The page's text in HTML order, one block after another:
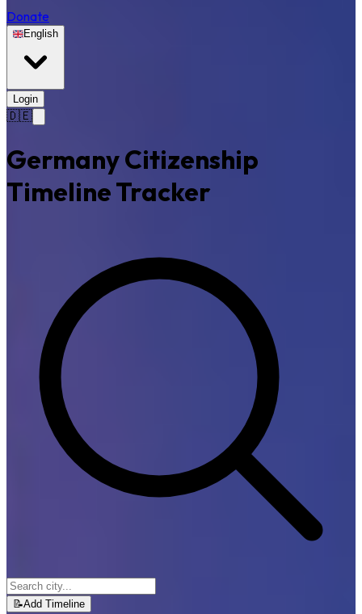
Donate
English
Login
🇩🇪
Germany Citizenship
Timeline Tracker
📝Add Timeline